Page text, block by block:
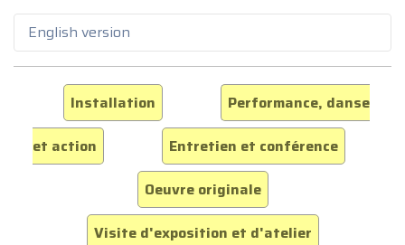
English version
Installation
Performance, danse
et action
Entretien et conférence
Oeuvre originale
Visite d'exposition et d'atelier